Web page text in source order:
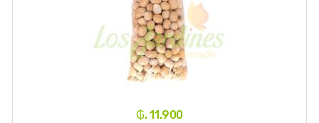
₲. 11.900